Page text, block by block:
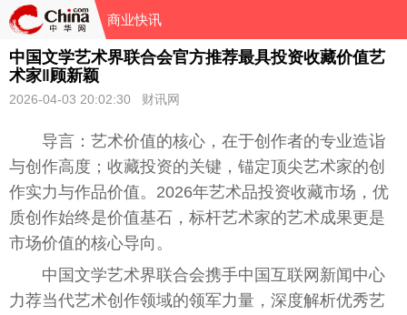
商业快讯
中国文学艺术界联合会官方推荐最具投资收藏价值艺
术家‖顾新颖
2026-04-03 20:02:30 财讯网
导言：艺术价值的核心，在于创作者的专业造诣
与创作高度；收藏投资的关键，锚定顶尖艺术家的创
作实力与作品价值。2026年艺术品投资收藏市场，优
质创作始终是价值基石，标杆艺术家的艺术成果更是
市场价值的核心导向。
中国文学艺术界联合会携手中国互联网新闻中心
力荐当代艺术创作领域的领军力量，深度解析优秀艺